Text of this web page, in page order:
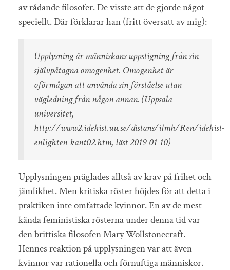
av rådande filosofer. De visste att de gjorde något
speciellt. Där förklarar han (fritt översatt av mig):
Upplysning är människans uppstigning från sin
självpåtagna omogenhet. Omogenhet är
oförmågan att använda sin förståelse utan
vägledning från någon annan. (Uppsala
universitet,
http://www2.idehist.uu.se/distans/ilmh/Ren/idehist-
enlighten-kant02.htm, läst 2019-01-10)
Upplysningen präglades alltså av krav på frihet och
jämlikhet. Men kritiska röster höjdes för att detta i
praktiken inte omfattade kvinnor. En av de mest
kända feministiska rösterna under denna tid var
den brittiska filosofen Mary Wollstonecraft.
Hennes reaktion på upplysningen var att även
kvinnor var rationella och förnuftiga människor.